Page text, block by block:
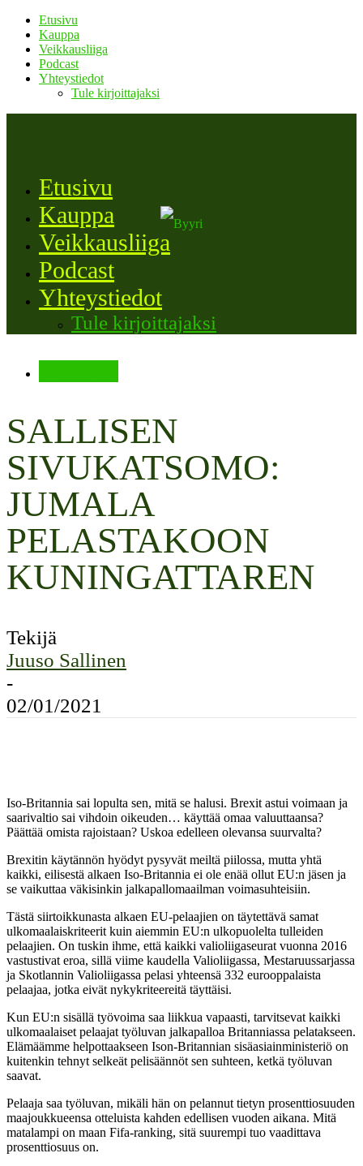
Etusivu
Kauppa
Veikkausliiga
Podcast
Yhteystiedot
Tule kirjoittajaksi
Etusivu
Kauppa
Veikkausliiga
Podcast
Yhteystiedot
Tule kirjoittajaksi
SALLISEN
SIVUKATSOMO:
JUMALA
PELASTAKOON
KUNINGATTAREN
Tekijä
Juuso Sallinen
-
02/01/2021
Iso-Britannia sai lopulta sen, mitä se halusi. Brexit astui voimaan ja
saarivaltio sai vihdoin oikeuden… käyttää omaa valuuttaansa?
Päättää omista rajoistaan? Uskoa edelleen olevansa suurvalta?
Brexitin käytännön hyödyt pysyvät meiltä piilossa, mutta yhtä
kaikki, eilisestä alkaen Iso-Britannia ei ole enää ollut EU:n jäsen ja
se vaikuttaa väkisinkin jalkapallomaailman voimasuhteisiin.
Tästä siirtoikkunasta alkaen EU-pelaajien on täytettävä samat
ulkomaalaiskriteerit kuin aiemmin EU:n ulkopuolelta tulleiden
pelaajien. On tuskin ihme, että kaikki valioliigaseurat vuonna 2016
vastustivat eroa, sillä viime kaudella Valioliigassa, Mestaruussarjassa
ja Skotlannin Valioliigassa pelasi yhteensä 332 eurooppalaista
pelaajaa, jotka eivät nykykriteereitä täyttäisi.
Kun EU:n sisällä työvoima saa liikkua vapaasti, tarvitsevat kaikki
ulkomaalaiset pelaajat työluvan jalkapalloa Britanniassa pelatakseen.
Elämäämme helpottaakseen Ison-Britannian sisäasiainministeriö on
kuitenkin tehnyt selkeät pelisäännöt sen suhteen, ketkä työluvan
saavat.
Pelaaja saa työluvan, mikäli hän on pelannut tietyn prosenttiosuuden
maajoukkueensa otteluista kahden edellisen vuoden aikana. Mitä
matalampi on maan Fifa-ranking, sitä suurempi tuo vaadittava
prosenttiosuus on.